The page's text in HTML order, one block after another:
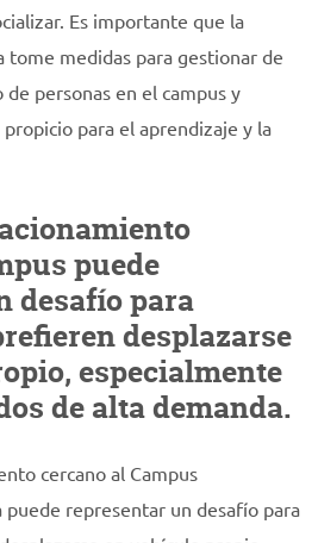
Es importante que la
tome medidas para gestionar de
personas en el campus y
para el aprendizaje y la
puede
desafío para
desplazarse
especialmente
de alta demanda.
cercano al Campus
representar un desafío para